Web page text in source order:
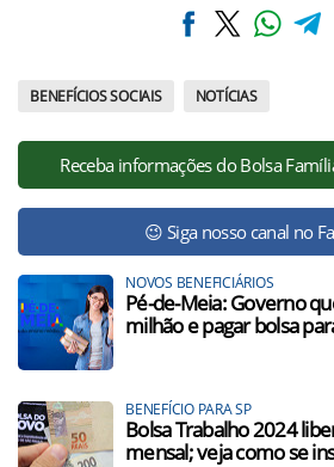
BENEFÍCIOS SOCIAIS NOTÍCIAS
Receba informações do Bolsa
😉 Siga nosso canal no
NOVOS BENEFICIÁRIOS
Pé-de-Meia: Governo
milhão e pagar bolsa
BENEFÍCIO PARA SP
Bolsa Trabalho 2024
mensal; veja como se